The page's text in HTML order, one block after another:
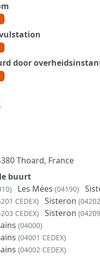
door
Thoard, France
buurt
Les Mées (04190)
CEDEX) Sisteron
CEDEX) Sisteron
(04000)
(04001 CEDEX)
(04002 CEDEX)